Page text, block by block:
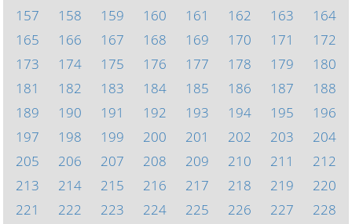
157
158 159 160 161 162 163
164
165
166 167 168 169 170 171
172
173
174 175 176 177 178 179
180
181
182 183 184 185 186 187
188
189
190 191 192 193 194 195
196
197
198 199 200 201 202 203
204
205
206 207 208 209 210 211
212
213
214 215 216 217 218 219
220
221
222 223 224 225 226 227
228